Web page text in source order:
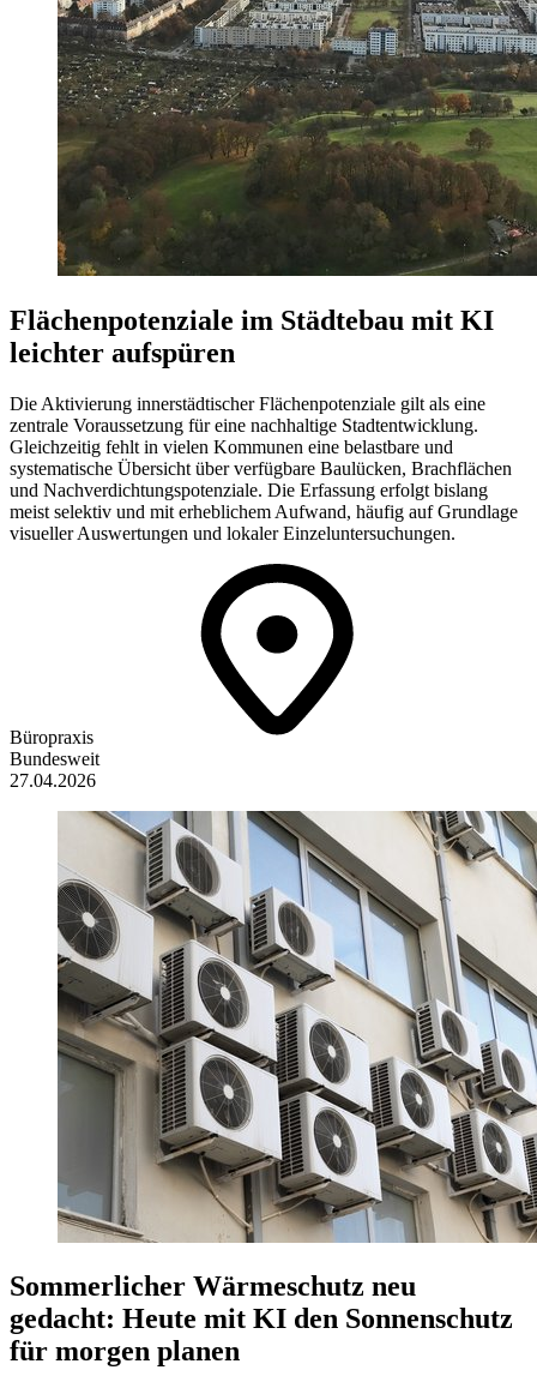
Flächenpotenziale im Städtebau mit KI
leichter aufspüren
Die Aktivierung innerstädtischer Flächenpotenziale gilt als eine
zentrale Voraussetzung für eine nachhaltige Stadtentwicklung.
Gleichzeitig fehlt in vielen Kommunen eine belastbare und
systematische Übersicht über verfügbare Baulücken, Brachflächen
und Nachverdichtungspotenziale. Die Erfassung erfolgt bislang
meist selektiv und mit erheblichem Aufwand, häufig auf Grundlage
visueller Auswertungen und lokaler Einzeluntersuchungen.
Büropraxis
Bundesweit
27.04.2026
Sommerlicher Wärmeschutz neu
gedacht: Heute mit KI den Sonnenschutz
für morgen planen